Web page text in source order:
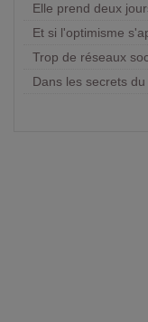
Elle prend deux
Et si l'optimisme
Trop de réseaux
Dans les secrets